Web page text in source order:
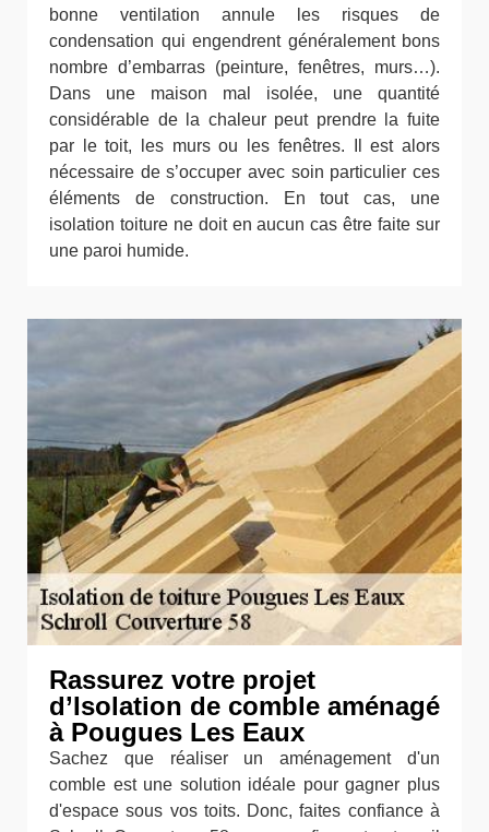
bonne ventilation annule les risques de
condensation qui engendrent généralement bons
nombre d’embarras (peinture, fenêtres, murs…).
Dans une maison mal isolée, une quantité
considérable de la chaleur peut prendre la fuite
par le toit, les murs ou les fenêtres. Il est alors
nécessaire de s’occuper avec soin particulier ces
éléments de construction. En tout cas, une
isolation toiture ne doit en aucun cas être faite sur
une paroi humide.
Rassurez votre projet
d’Isolation de comble aménagé
à Pougues Les Eaux
Sachez que réaliser un aménagement d'un
comble est une solution idéale pour gagner plus
d'espace sous vos toits. Donc, faites confiance à